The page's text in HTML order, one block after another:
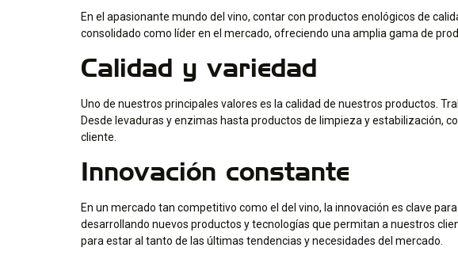
En el apasionante mundo del vino, contar con productos enológicos de
consolidado como líder en el mercado, ofreciendo una amplia gama de
Calidad y variedad
Uno de nuestros principales valores es la calidad de nuestros productos.
Desde levaduras y enzimas hasta productos de limpieza y estabilización,
cliente.
Innovación constante
En un mercado tan competitivo como el del vino, la innovación es clave
desarrollando nuevos productos y tecnologías que permitan a nuestros
para estar al tanto de las últimas tendencias y necesidades del mercado.